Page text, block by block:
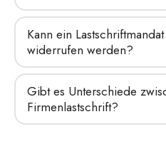
Kann ein
widerrufen werden?
Gibt es Unterschiede
Firmenlastschrift?